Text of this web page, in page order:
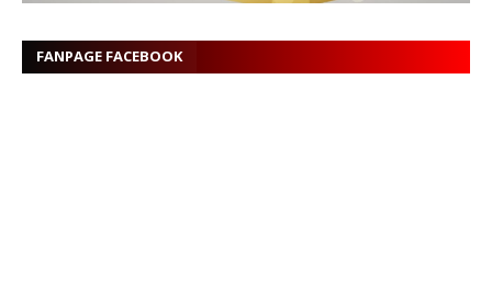
FANPAGE FACEBOOK